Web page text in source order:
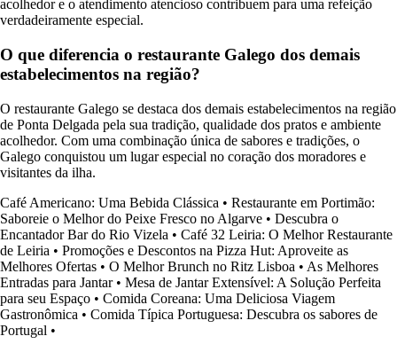
acolhedor e o atendimento atencioso contribuem para uma refeição
verdadeiramente especial.
O que diferencia o restaurante Galego dos demais
estabelecimentos na região?
O restaurante Galego se destaca dos demais estabelecimentos na região
de Ponta Delgada pela sua tradição, qualidade dos pratos e ambiente
acolhedor. Com uma combinação única de sabores e tradições, o
Galego conquistou um lugar especial no coração dos moradores e
visitantes da ilha.
Café Americano: Uma Bebida Clássica • Restaurante em Portimão:
Saboreie o Melhor do Peixe Fresco no Algarve • Descubra o
Encantador Bar do Rio Vizela • Café 32 Leiria: O Melhor Restaurante
de Leiria • Promoções e Descontos na Pizza Hut: Aproveite as
Melhores Ofertas • O Melhor Brunch no Ritz Lisboa • As Melhores
Entradas para Jantar• Mesa de Jantar Extensível: A Solução Perfeita
para seu Espaço • Comida Coreana: Uma Deliciosa Viagem
Gastronômica • Comida Típica Portuguesa: Descubra os sabores de
Portugal •